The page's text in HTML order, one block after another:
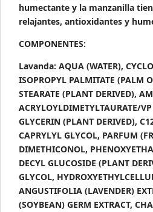
humectante y la manzanilla
relajantes, antioxidantes y
COMPONENTES:
Lavanda: AQUA (WATER),
ISOPROPYL PALMITATE (PALM
STEARATE (PLANT DERIVED),
ACRYLOYLDIMETYLTAURATE/
GLYCERIN (PLANT DERIVED),
CAPRYLYL GLYCOL, PARFUM
DIMETHICONOL,
DECYL GLUCOSIDE (PLANT
GLYCOL,
ANGUSTIFOLIA (LAVENDER)
(SOYBEAN) GERM EXTRACT,